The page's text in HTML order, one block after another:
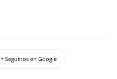
+ Seguinos en Google